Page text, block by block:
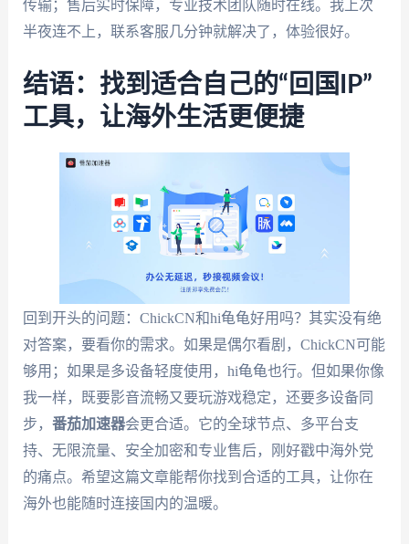
传输；售后实时保障，专业技术团队随时在线。我上次
半夜连不上，联系客服几分钟就解决了，体验很好。
结语：找到适合自己的“回国IP”
工具，让海外生活更便捷
回到开头的问题：ChickCN和hi龟龟好用吗？其实没有绝
对答案，要看你的需求。如果是偶尔看剧，ChickCN可能
够用；如果是多设备轻度使用，hi龟龟也行。但如果你像
我一样，既要影音流畅又要玩游戏稳定，还要多设备同
步， 番茄加速器会更合适。它的全球节点、多平台支
持、无限流量、安全加密和专业售后，刚好戳中海外党
的痛点。希望这篇文章能帮你找到合适的工具，让你在
海外也能随时连接国内的温暖。